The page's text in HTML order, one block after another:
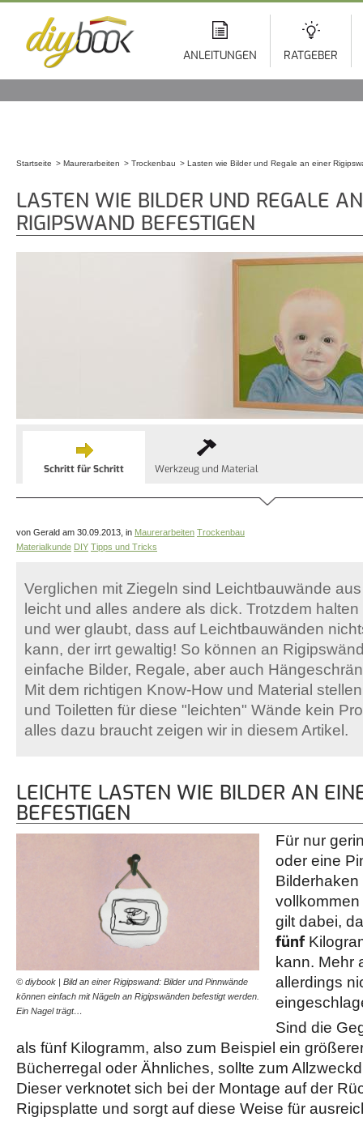
ANLEITUNGEN RATGEBER
Startseite Maurerarbeiten Trockenbau Lasten wie Bilder und Regale an einer
LASTEN WIE BILDER UND REGALE
RIGIPSWAND BEFESTIGEN
Schritt für Schritt Werkzeug und Material
von Gerald am 30.09.2013, in Maurerarbeiten Trockenbau
Materialkunde DIY Tipps und Tricks
Verglichen mit Ziegeln sind Leichtbauwände
leicht und alles andere als dick. Trotzdem
und wer glaubt, dass auf Leichtbauwänden
kann, der irrt gewaltig! So können an
einfache Bilder, Regale, aber auch
Mit dem richtigen Know-How und Material
und Toiletten für diese "leichten" Wände kein
alles dazu braucht zeigen wir in diesem Artikel.
LEICHTE LASTEN WIE BILDER AN
BEFESTIGEN
© diybook | Bild an einer Rigipswand: Bilder und Pinnwände
können einfach mit Nägeln an Rigipswänden befestigt werden.
Ein Nagel trägt…
Für nur
oder eine
gilt dabei,
fünf
kann. Mehr
allerdings
Sind die
als fünf Kilogramm, also zum Beispiel ein
Bücherregal oder Ähnliches, sollte zum
Dieser verknotet sich bei der Montage auf der
Rigipsplatte und sorgt auf diese Weise für